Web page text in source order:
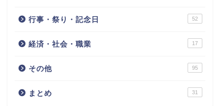
行事・祭り・記念日 52
経済・社会・職業 17
その他 95
まとめ 31